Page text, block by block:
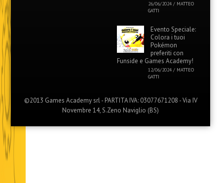
26/06/2024 / MATTEO
GATTI
Evento Speciale:
Colora i tuoi
Pokémon
preferiti con
Funside e Games Academy!
12/06/2024 / MATTEO
GATTI
©2013 Games Academy srl - PARTITA IVA: 03077671208 - Via IV
Novembre 14, S.Zeno Naviglio (BS)